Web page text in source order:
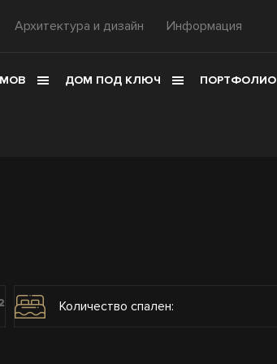
Архитектура и дизайн Информация
ДОМ ПОД КЛЮЧ ПОРТФОЛИО
Количество спален: